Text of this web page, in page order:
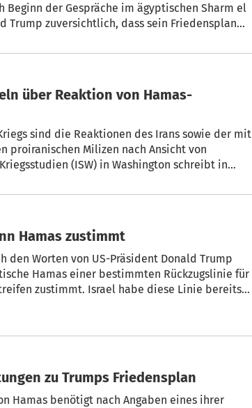
Beginn der Gespräche im ägyptischen Sharm el
Trump zuversichtlich, dass sein Friedensplan
über Reaktion von Hamas-
sind die Reaktionen des Irans sowie der mit
proiranischen Milizen nach Ansicht von
(ISW) in Washington schreibt in
sowie deren „implizite Ablehnung des US-
Hamas zustimmt
den Worten von US-Präsident Donald Trump
Hamas einer bestimmten Rückzugslinie für
zustimmt. Israel habe diese Linie bereits
für die nächste Phase des Rückzugs.
zu Trumps Friedensplan
Hamas benötigt nach Angaben eines ihrer